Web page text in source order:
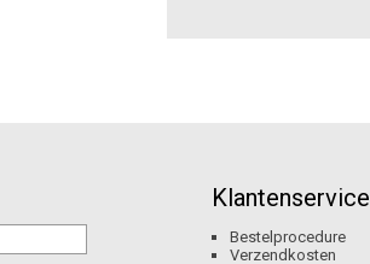
Klantenservice
Bestelprocedure
Verzendkosten